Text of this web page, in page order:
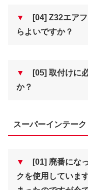
▼
[04] Z32エアフ
らよいですか？
▼
[05] 取付けに
か？
スーパーインテーク
▼
[01] 廃番にな
クを使用していま